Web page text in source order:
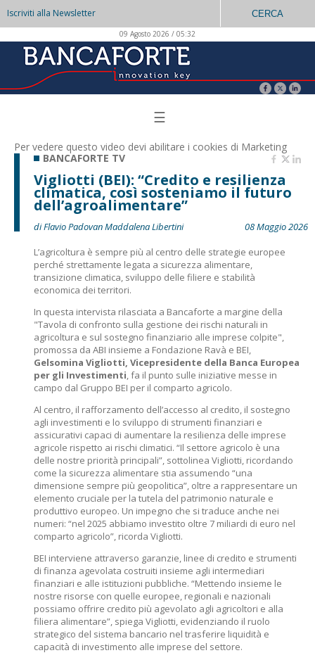
Iscriviti alla Newsletter CERCA
09 Agosto 2026 / 05:32
☰
Per vedere questo video devi abilitare i cookies di Marketing
BANCAFORTE TV
Vigliotti (BEI): “Credito e resilienza
climatica, così sosteniamo il futuro
dell’agroalimentare”
di Flavio Padovan Maddalena Libertini
08 Maggio 2026
L’agricoltura è sempre più al centro delle strategie europee
perché strettamente legata a sicurezza alimentare,
transizione climatica, sviluppo delle filiere e stabilità
economica dei territori.
In questa intervista rilasciata a Bancaforte a margine della
"Tavola di confronto sulla gestione dei rischi naturali in
agricoltura e sul sostegno finanziario alle imprese colpite",
promossa da ABI insieme a Fondazione Ravà e BEI,
Gelsomina Vigliotti, Vicepresidente della Banca Europea
per gli Investimenti, fa il punto sulle iniziative messe in
campo dal Gruppo BEI per il comparto agricolo.
Al centro, il rafforzamento dell’accesso al credito, il sostegno
agli investimenti e lo sviluppo di strumenti finanziari e
assicurativi capaci di aumentare la resilienza delle imprese
agricole rispetto ai rischi climatici. “Il settore agricolo è una
delle nostre priorità principali”, sottolinea Vigliotti, ricordando
come la sicurezza alimentare stia assumendo “una
dimensione sempre più geopolitica”, oltre a rappresentare un
elemento cruciale per la tutela del patrimonio naturale e
produttivo europeo. Un impegno che si traduce anche nei
numeri: “nel 2025 abbiamo investito oltre 7 miliardi di euro nel
comparto agricolo”, ricorda Vigliotti.
BEI interviene attraverso garanzie, linee di credito e strumenti
di finanza agevolata costruiti insieme agli intermediari
finanziari e alle istituzioni pubbliche. “Mettendo insieme le
nostre risorse con quelle europee, regionali e nazionali
possiamo offrire credito più agevolato agli agricoltori e alla
filiera alimentare”, spiega Vigliotti, evidenziando il ruolo
strategico del sistema bancario nel trasferire liquidità e
capacità di investimento alle imprese del settore.